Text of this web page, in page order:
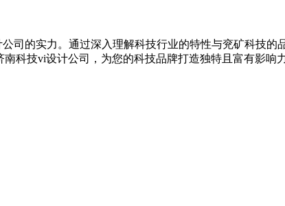
司的实力。通过深入理解科技行业的特性与兖矿科技
科技vi设计公司，为您的科技品牌打造独特且富有影响